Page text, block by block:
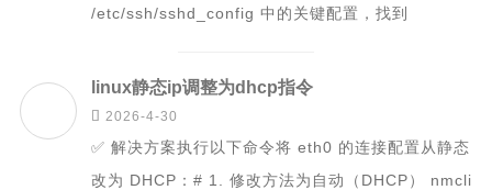
/etc/ssh/sshd_config 中的关键配置，找到
linux静态ip调整为dhcp指令
 2026-4-30
✅ 解决方案执行以下命令将 eth0 的连接配置从静态
改为 DHCP：# 1. 修改方法为自动（DHCP） nmcli